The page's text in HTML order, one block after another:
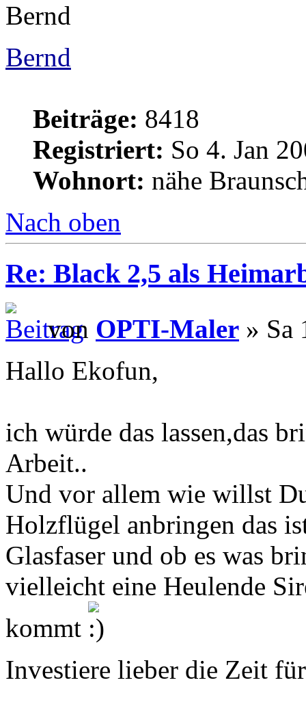
Bernd
Bernd
Beiträge: 8418
Registriert: So 4. Jan
Wohnort: nähe
Nach oben
Re: Black 2,5 als
von OPTI-Maler » Sa
Hallo Ekofun,
ich würde das lassen,das
Arbeit..
Und vor allem wie willst
Holzflügel anbringen das
Glasfaser und ob es was
vielleicht eine Heulende
kommt
Investiere lieber die Zeit